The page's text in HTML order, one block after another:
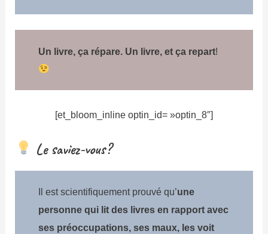
Un livre, ça répare. Un livre, et ça repart!
[et_bloom_inline optin_id= »optin_8″]
Le saviez-vous?
Il est scientifiquement prouvé qu’une
personne qui lit des livres en rapport avec
ses préoccupations, ses maux, les voit